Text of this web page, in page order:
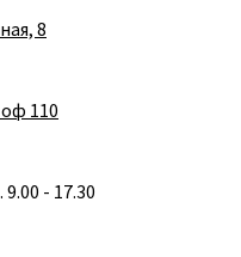
8
110
- 17.30